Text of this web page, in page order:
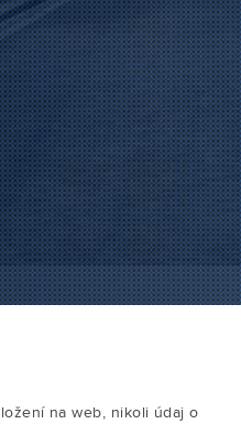
na web, nikoli údaj o